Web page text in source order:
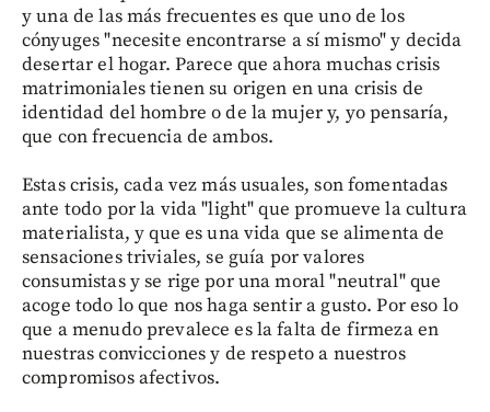
y una de las más frecuentes es que uno de los
cónyuges "necesite encontrarse a sí mismo" y decida
desertar el hogar. Parece que ahora muchas crisis
matrimoniales tienen su origen en una crisis de
identidad del hombre o de la mujer y, yo pensaría,
que con frecuencia de ambos.
Estas crisis, cada vez más usuales, son fomentadas
ante todo por la vida "light" que promueve la cultura
materialista, y que es una vida que se alimenta de
sensaciones triviales, se guía por valores
consumistas y se rige por una moral "neutral" que
acoge todo lo que nos haga sentir a gusto. Por eso lo
que a menudo prevalece es la falta de firmeza en
nuestras convicciones y de respeto a nuestros
compromisos afectivos.